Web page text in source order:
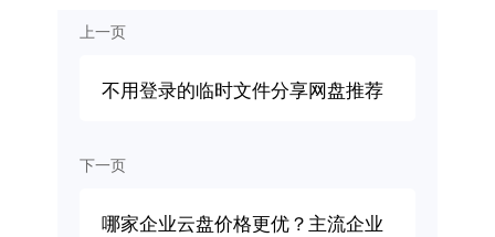
上一页
不用登录的临时文件分享网盘推荐
下一页
哪家企业云盘价格更优？主流企业